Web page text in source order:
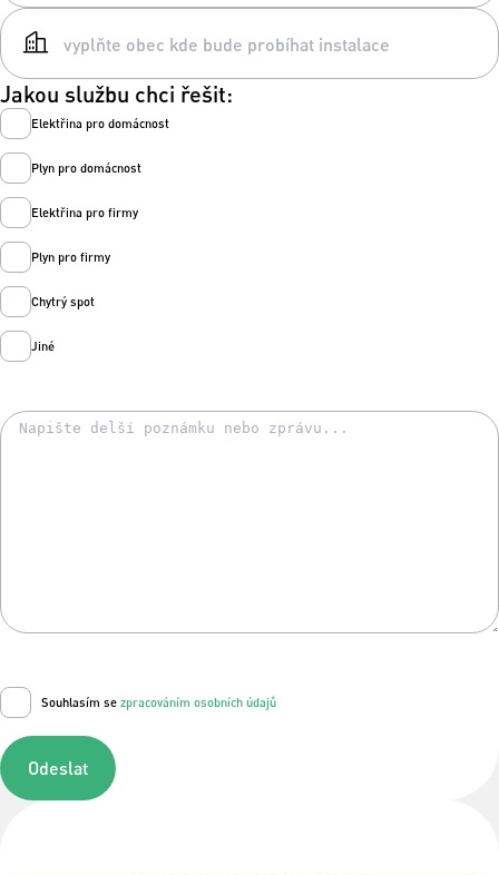
Jakou službu chci řešit:
Elektřina pro domácnost
Plyn pro domácnost
Elektřina pro firmy
Plyn pro firmy
Chytrý spot
Jiné
Souhlasím se zpracováním osobních údajů
Odeslat